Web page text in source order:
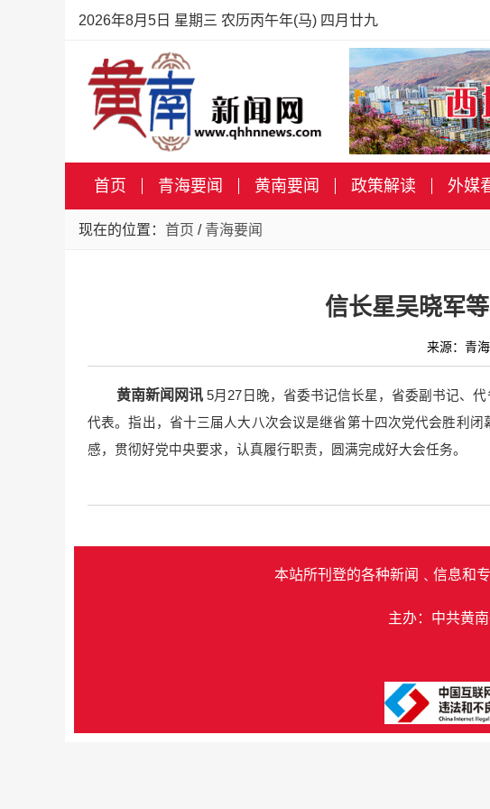
2026年8月5日 星期三 农历丙午年(马) 四月廿九
首页 青海要闻 黄南要闻 政策解读 外媒
现在的位置： 首页 / 青海要闻
信长星吴晓军
来源：青
黄南新闻网讯5月27日晚，省委书记信长星，省委副书记、
代表。指出，省十三届人大八次会议是继省第十四次党代会胜利
感，贯彻好党中央要求，认真履行职责，圆满完成好大会任务。
本站所刊登的各种新闻﹑信息和
主办：中共黄